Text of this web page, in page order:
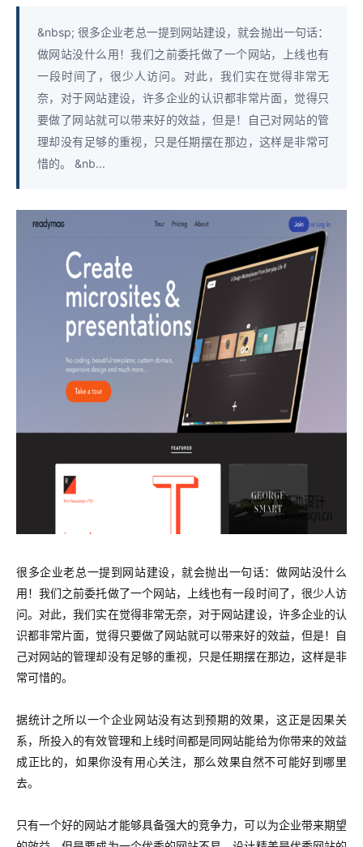
&nbsp; 很多企业老总一提到网站建设，就会抛出一句话：
做网站没什么用！我们之前委托做了一个网站，上线也有
一段时间了，很少人访问。对此，我们实在觉得非常无
奈，对于网站建设，许多企业的认识都非常片面，觉得只
要做了网站就可以带来好的效益，但是！自己对网站的管
理却没有足够的重视，只是任期摆在那边，这样是非常可
惜的。 &nb...
很多企业老总一提到网站建设，就会抛出一句话：做网站没什么
用！我们之前委托做了一个网站，上线也有一段时间了，很少人访
问。对此，我们实在觉得非常无奈，对于网站建设，许多企业的认
识都非常片面，觉得只要做了网站就可以带来好的效益，但是！自
己对网站的管理却没有足够的重视，只是任期摆在那边，这样是非
常可惜的。
据统计之所以一个企业网站没有达到预期的效果，这正是因果关
系，所投入的有效管理和上线时间都是同网站能给为你带来的效益
成正比的，如果你没有用心关注，那么效果自然不可能好到哪里
去。
只有一个好的网站才能够具备强大的竞争力，可以为企业带来期望